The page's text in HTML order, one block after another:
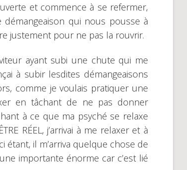
et commence à se refermer,
qui nous pousse à
justement pour ne pas la rouvrir.
ayant subi une chute qui me
à subir lesdites démangeaisons
comme je voulais pratiquer une
en tâchant de ne pas donner
à ce que ma psyché se relaxe
RÉEL, j’arrivai à me relaxer et à
étant, il m’arriva quelque chose de
importante énorme car c’est lié